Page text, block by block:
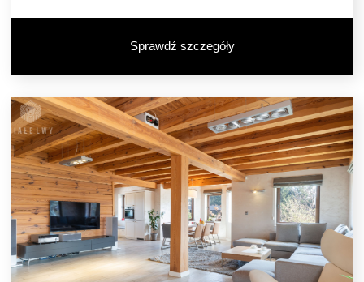
Sprawdź szczegóły